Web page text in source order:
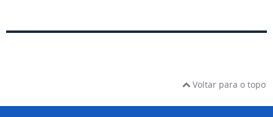
Voltar para o topo